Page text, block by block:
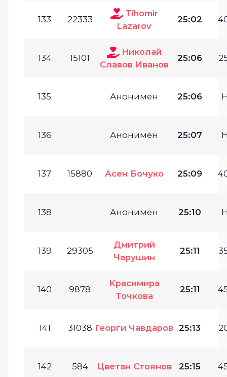
133 22333
Tihomir
Lazarov
25:02
134 15101
Николай
Славов Иванов
25:06
135 Анонимен 25:06
136 Анонимен 25:07
137 15880 Асен Бочуко 25:09
138 Анонимен 25:10
139 29305
Дмитрий
Чарушин
25:11
140 9878
Красимира
Точкова
25:11
141 31038 Георги Чавдаров 25:13
142 584 Цветан Стоянов 25:15